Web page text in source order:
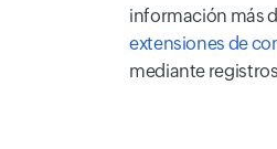
información más
extensiones de
mediante